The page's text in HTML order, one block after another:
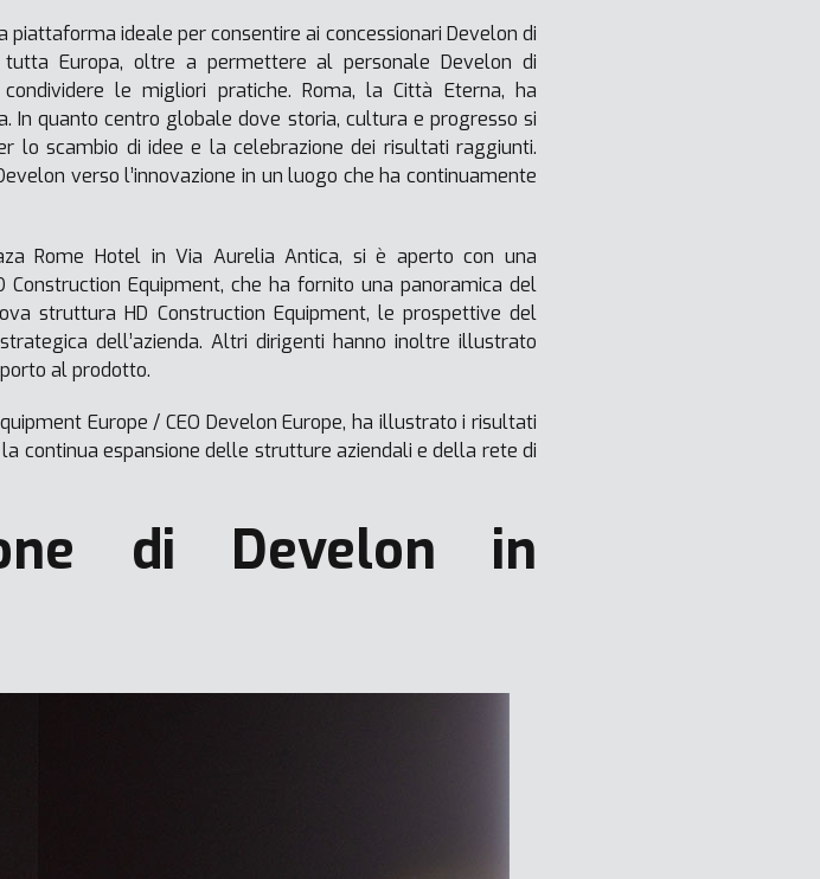
ideale per consentire ai concessionari Develon di
Europa, oltre a permettere al personale Develon di
le migliori pratiche. Roma, la Città Eterna, ha
In quanto centro globale dove storia, cultura e progresso si
lo scambio di idee e la celebrazione dei risultati raggiunti.
verso l’innovazione in un luogo che ha continuamente
Rome Hotel in Via Aurelia Antica, si è aperto con una
Construction Equipment, che ha fornito una panoramica del
struttura HD Construction Equipment, le prospettive del
dell’azienda. Altri dirigenti hanno inoltre illustrato
al prodotto.
Europe / CEO Develon Europe, ha illustrato i risultati
continua espansione delle strutture aziendali e della rete di
di Develon in